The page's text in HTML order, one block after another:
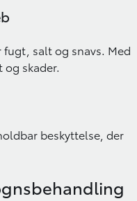
salt og snavs. Med
skader.
beskyttelse, der